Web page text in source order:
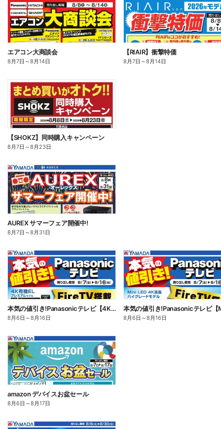
エアコン大商談会
8月7日 ～8月14日
【RIAIR】衝撃特価
8月7日 ～8月14日
【SHOKZ】同時購入キャンペーン
8月7日 ～8月23日
AUREX サマーフェア開催中!
8月7日 ～8月31日
本気の値引き!Panasonicテレビ【4K有機EL】
8月6日 ～8月16日 8月6日 ～8月16日
amazon デバイスお盆セール
8月6日 ～8月17日